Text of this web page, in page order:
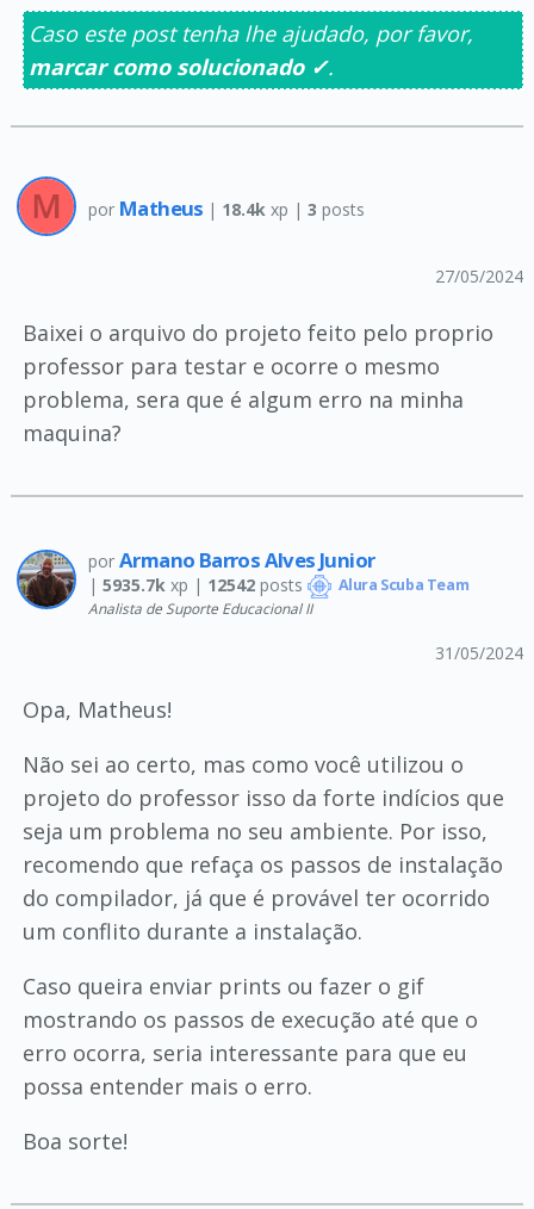
Caso este post tenha lhe ajudado, por favor,
marcar como solucionado ✓.
por Matheus | 18.4k xp |3 posts
27/05/2024
Baixei o arquivo do projeto feito pelo proprio
professor para testar e ocorre o mesmo
problema, sera que é algum erro na minha
maquina?
por Armano Barros Alves Junior
| 5935.7k xp | 12542posts Alura Scuba Team
Analista de Suporte Educacional II
31/05/2024
Opa, Matheus!
Não sei ao certo, mas como você utilizou o
projeto do professor isso da forte indícios que
seja um problema no seu ambiente. Por isso,
recomendo que refaça os passos de instalação
do compilador, já que é provável ter ocorrido
um conflito durante a instalação.
Caso queira enviar prints ou fazer o gif
mostrando os passos de execução até que o
erro ocorra, seria interessante para que eu
possa entender mais o erro.
Boa sorte!